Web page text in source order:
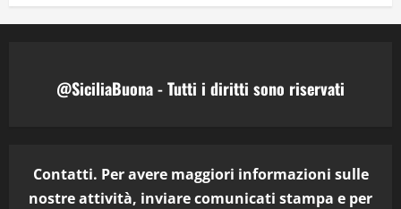
@SiciliaBuona - Tutti i diritti sono riservati
Contatti. Per avere maggiori informazioni sulle
nostre attività, inviare comunicati stampa e per